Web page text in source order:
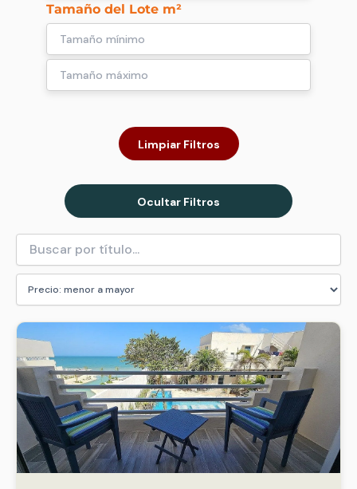
Tamaño del Lote m²
Limpiar Filtros
Ocultar Filtros